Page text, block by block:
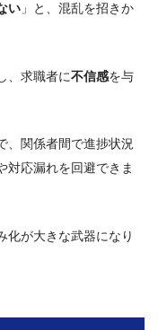
い 」と、混乱を招きか
、求職者に不信感を与
、関係者間で進捗状況
対応漏れを回避できま
化が大きな武器になり